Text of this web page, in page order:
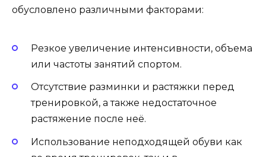
обусловлено различными факторами:
Резкое увеличение интенсивности, объема
или частоты занятий спортом.
Отсутствие разминки и растяжки перед
тренировкой, а также недостаточное
растяжение после неё.
Использование неподходящей обуви как